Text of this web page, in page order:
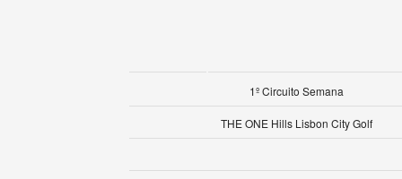
1º Circuito Semana
THE ONE Hills Lisbon City Golf